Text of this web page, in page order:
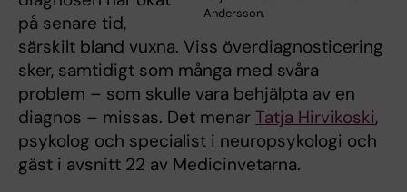
Andersson.
på senare tid,
särskilt bland vuxna. Viss överdiagnosticering
sker, samtidigt som många med svåra
problem – som skulle vara behjälpta av en
diagnos – missas. Det menar Tatja Hirvikoski,
psykolog och specialist i neuropsykologi och
gäst i avsnitt 22 av Medicinvetarna.